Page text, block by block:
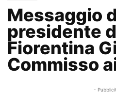
Messaggio
presidente
Fiorentina
Commisso
-